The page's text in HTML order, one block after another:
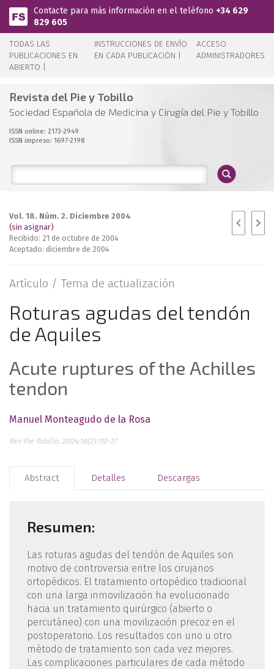
Pasar al contenido principal
Contacte para más información en el teléfono +34 629
829 605
TODAS LAS
PUBLICACIONES EN
ABIERTO |
INSTRUCCIONES DE ENVÍO
EN CADA PUBLICACIÓN |
ACCESO
ADMINISTRADORES
Revista del Pie y Tobillo
Sociedad Española de Medicina y Cirugía del Pie y Tobillo
ISSN online: 2173-2949
ISSN impreso: 1697-2198
Vol. 18. Núm. 2. Diciembre 2004
(sin asignar)
Recibido: 21 de octubre de 2004
Aceptado: diciembre de 2004
Artículo / Tema de actualización
Roturas agudas del tendón
de Aquiles
Acute ruptures of the Achilles
tendon
Manuel Monteagudo de la Rosa
Rev Pie Tobillo. 2004;18(2):110-27
Abstract Detalles Descargas
Resumen:
Las roturas agudas del tendón de Aquiles son
motivo de controversia entre los cirujanos
ortopédicos. El tratamiento ortopédico tradicional
con una larga inmovilización ha evolucionado
hacia un tratamiento quirúrgico (abierto o
percutáneo) con una movilización precoz en el
postoperatorio. Los resultados con uno u otro
método de tratamiento son cada vez mejores.
Las complicaciones particulares de cada método